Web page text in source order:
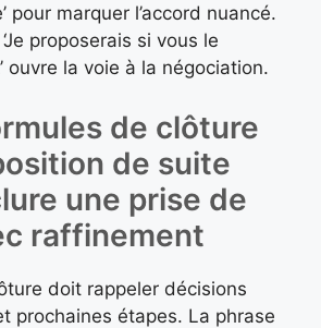
pour marquer l’accord nuancé.
proposerais si vous le
ouvre la voie à la négociation.
de clôture
de suite
une prise de
raffinement
doit rappeler décisions
prochaines étapes. La phrase